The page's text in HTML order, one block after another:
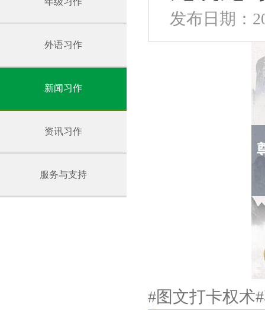
外语习作
新闻习作
资讯习作
服务与支持
发布日期：
#图文打卡权术